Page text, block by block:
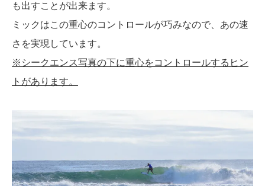
も出すことが出来ます。
ミックはこの重心のコントロールが巧みなので、あの速
さを実現しています。
※シークエンス写真の下に重心をコントロールするヒン
トがあります。